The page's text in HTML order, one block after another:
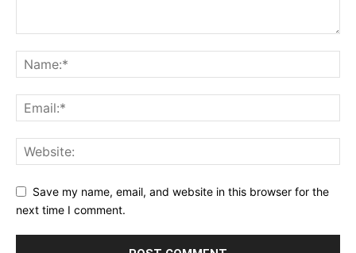
Save my name, email, and website in this browser for the
next time I comment.